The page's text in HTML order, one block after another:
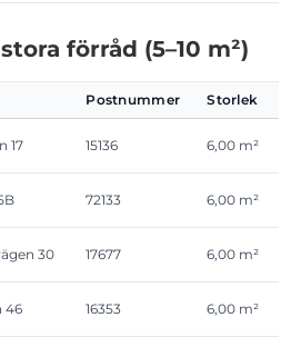
förråd (5–10 m²)
Postnummer Storlek
17 15136 6,00 m²
72133 6,00 m²
30 17677 6,00 m²
46 16353 6,00 m²